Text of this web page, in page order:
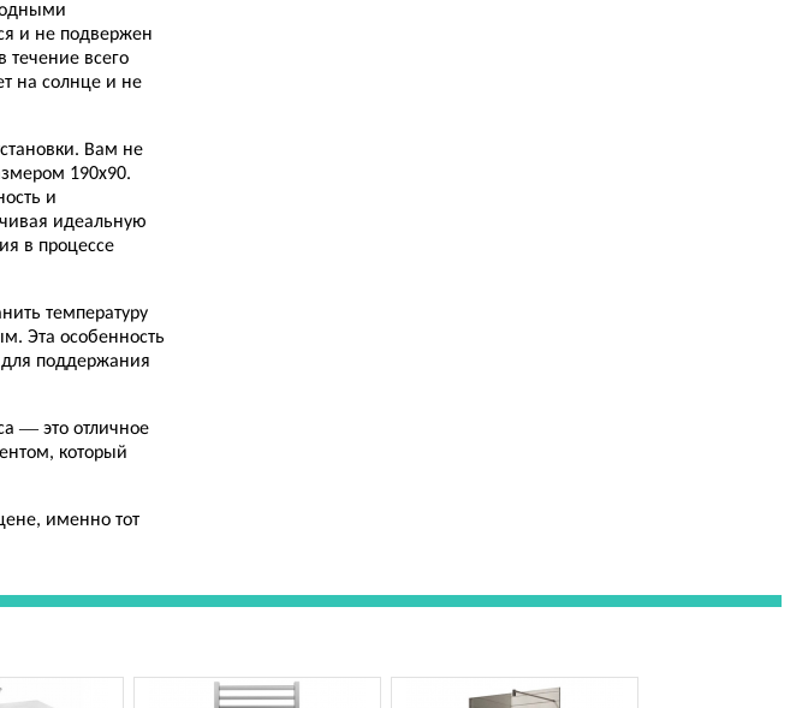
и не подвержен
всего
на солнце и не
Вам не
190x90.
и
идеальную
в процессе
температуру
Эта особенность
поддержания
— это отличное
который
именно тот